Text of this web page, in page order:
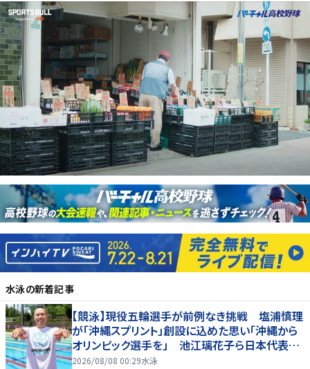
水泳の新着記事
【競泳】現役五輪選手が前例なき挑戦 塩浦慎理
が「沖縄スプリント」創設に込めた思い「沖縄から
オリンピック選手を」 池江璃花子ら日本代表も
参戦
2026/08/08 00:29水泳